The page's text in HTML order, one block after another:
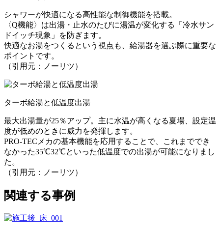
シャワーが快適になる高性能な制御機能を搭載。
〈Q機能〉は出湯・止水のたびに湯温が変化する「冷水サン
ドイッチ現象」を防ぎます。
快適なお湯をつくるという視点も、給湯器を選ぶ際に重要な
ポイントです。
（引用元：ノーリツ）
ターボ給湯と低温度出湯
最大出湯量が25％アップ。主に水温が高くなる夏場、設定温
度が低めのときに威力を発揮します。
PRO-TECメカの基本機能を応用することで、これまででき
なかった35℃32℃といった低温度での出湯が可能になりまし
た。
（引用元：ノーリツ）
関連する事例